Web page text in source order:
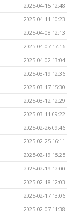
2025-04-15 12:48
2025-04-11 10:23
2025-04-08 12:13
2025-04-07 17:16
2025-04-02 13:04
2025-03-19 12:36
2025-03-17 15:30
2025-03-12 12:29
2025-03-11 09:22
2025-02-26 09:46
2025-02-25 16:11
2025-02-19 15:25
2025-02-19 12:00
2025-02-18 12:03
2025-02-17 13:06
2025-02-07 11:38